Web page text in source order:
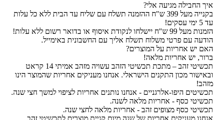
איך החבילה מגיעה אלי?
בקנייה מעל 399 ש"ח ההזמנה תשלח עם שליח עד הבית ללא כל עלות
עד 5 ימי עסקים!
הזמנות מעל 99 ש"ח יישלחו לנקודת איסוף או בדואר רשום ללא עלות!
הודעה עם פרטי משלוח תשלח אליך עם החשבונית באימייל.
האם יש אחריות על המוצרים?
ברור, יש אחריות מלאה!
תכשיטי זהב – מתכת תכשיטי הזהב עשויה מזהב אמיתי 14 קראט
ובאישור מכון התקנים הישראלי. אנחנו מעניקים אחריות שהמוצר הינו
מזהב!
תכשיטים היפו-אלרגניים - אנחנו נותנים אחריות לציפוי למשך חצי שנה.
תכשיטי כסף - אחריות מלאה לשנה.
תכשיטי כסף מצופים זהב - אחריות מלאה לחצי שנה.
אנחנו מעניקים אחריות של שנה מיום קניית מוצרים לתכשיטי זהב